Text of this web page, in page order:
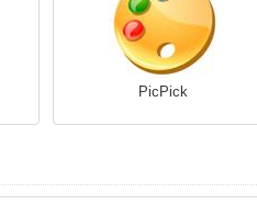
PicPick